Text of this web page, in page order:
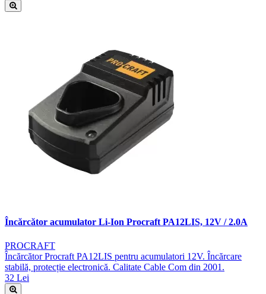
Încărcător acumulator Li-Ion Procraft PA12LIS, 12V / 2.0A
PROCRAFT
Încărcător Procraft PA12LIS pentru acumulatori 12V. Încărcare
stabilă, protecție electronică. Calitate Cable Com din 2001.
32 Lei